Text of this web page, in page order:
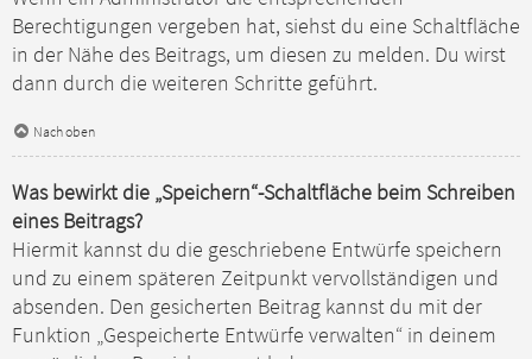
Berechtigungen vergeben hat, siehst du eine Schaltfläche
in der Nähe des Beitrags, um diesen zu melden. Du wirst
dann durch die weiteren Schritte geführt.
Nach oben
Was bewirkt die „Speichern“-Schaltfläche beim Schreiben
eines Beitrags?
Hiermit kannst du die geschriebene Entwürfe speichern
und zu einem späteren Zeitpunkt vervollständigen und
absenden. Den gesicherten Beitrag kannst du mit der
Funktion „Gespeicherte Entwürfe verwalten“ in deinem